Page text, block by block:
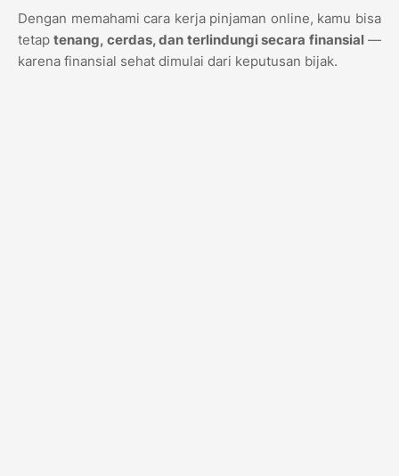
Dengan memahami cara kerja pinjaman online, kamu bisa
tetaptenang, cerdas, dan terlindungi secara finansial—
karena finansial sehat dimulai dari keputusan bijak.